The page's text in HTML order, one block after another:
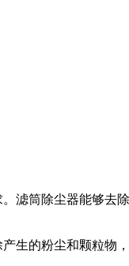
滤筒除尘器能够
生的粉尘和颗粒物